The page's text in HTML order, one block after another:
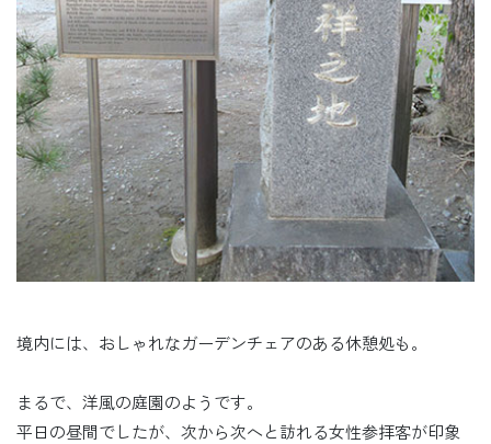
境内には、おしゃれなガーデンチェアのある休憩処も。
まるで、洋風の庭園のようです。
平日の昼間でしたが、次から次へと訪れる女性参拝客が印象